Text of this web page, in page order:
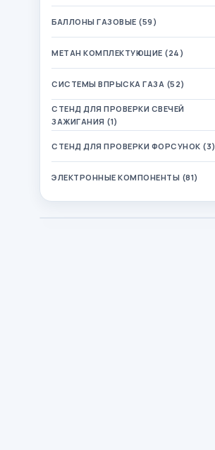
БАЛЛОНЫ ГАЗОВЫЕ (59)
МЕТАН КОМПЛЕКТУЮЩИЕ (24)
СИСТЕМЫ ВПРЫСКА ГАЗА (52)
СТЕНД ДЛЯ ПРОВЕРКИ СВЕЧЕЙ
ЗАЖИГАНИЯ (1)
СТЕНД ДЛЯ ПРОВЕРКИ ФОРСУНОК (3)
ЭЛЕКТРОННЫЕ КОМПОНЕНТЫ (81)